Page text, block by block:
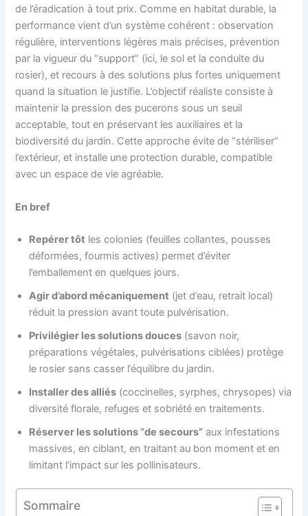
de l’éradication à tout prix. Comme en habitat durable, la
performance vient d’un système cohérent : observation
régulière, interventions légères mais précises, prévention
par la vigueur du “support” (ici, le sol et la conduite du
rosier), et recours à des solutions plus fortes uniquement
quand la situation le justifie. L’objectif réaliste consiste à
maintenir la pression des pucerons sous un seuil
acceptable, tout en préservant les auxiliaires et la
biodiversité du jardin. Cette approche évite de “stériliser”
l’extérieur, et installe une protection durable, compatible
avec un espace de vie agréable.
En bref
Repérer tôt les colonies (feuilles collantes, pousses
déformées, fourmis actives) permet d’éviter
l’emballement en quelques jours.
Agir d’abord mécaniquement (jet d’eau, retrait local)
réduit la pression avant toute pulvérisation.
Privilégier les solutions douces (savon noir,
préparations végétales, pulvérisations ciblées) protège
le rosier sans casser l’équilibre du jardin.
Installer des alliés (coccinelles, syrphes, chrysopes) via
diversité florale, refuges et sobriété en traitements.
Réserver les solutions “de secours” aux infestations
massives, en ciblant, en traitant au bon moment et en
limitant l’impact sur les pollinisateurs.
Sommaire